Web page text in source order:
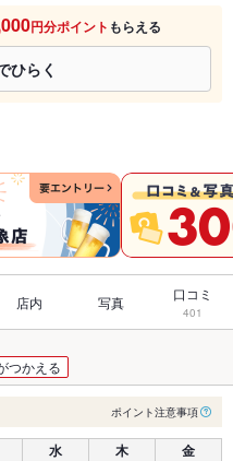
円分ポイント もらえる
ひらく
店内 写真 口コミ
401
つかえる
ポイント注意事項
水 木 金